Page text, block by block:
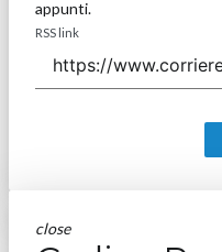
appunti.
RSS link
close